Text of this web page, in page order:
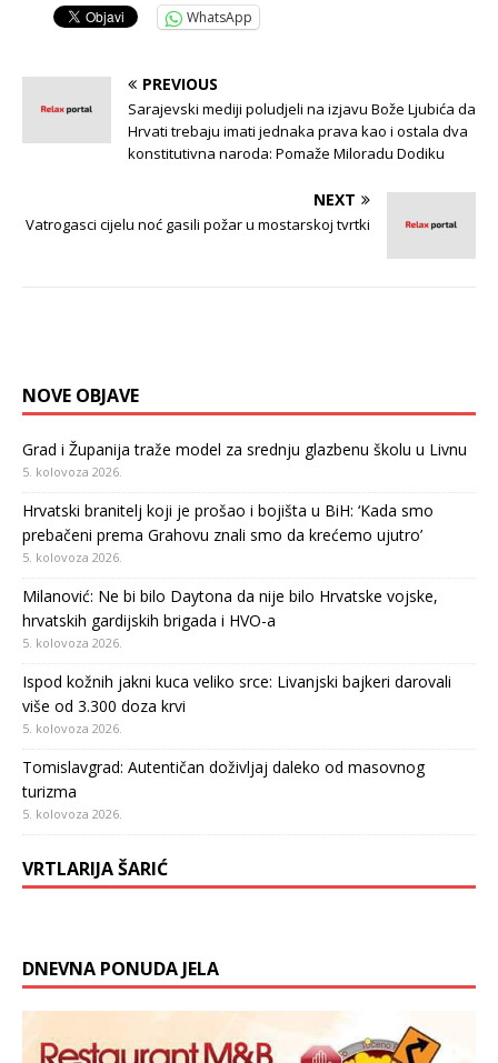
WhatsApp
PREVIOUS
Sarajevski mediji poludjeli na izjavu Bože Ljubića da
Hrvati trebaju imati jednaka prava kao i ostala dva
konstitutivna naroda: Pomaže Miloradu Dodiku
NEXT
Vatrogasci cijelu noć gasili požar u mostarskoj tvrtki
NOVE OBJAVE
Grad i Županija traže model za srednju glazbenu školu u Livnu
5. kolovoza 2026.
Hrvatski branitelj koji je prošao i bojišta u BiH: ‘Kada smo
prebačeni prema Grahovu znali smo da krećemo ujutro’
5. kolovoza 2026.
Milanović: Ne bi bilo Daytona da nije bilo Hrvatske vojske,
hrvatskih gardijskih brigada i HVO-a
5. kolovoza 2026.
Ispod kožnih jakni kuca veliko srce: Livanjski bajkeri darovali
više od 3.300 doza krvi
5. kolovoza 2026.
Tomislavgrad: Autentičan doživljaj daleko od masovnog
turizma
5. kolovoza 2026.
VRTLARIJA ŠARIĆ
DNEVNA PONUDA JELA